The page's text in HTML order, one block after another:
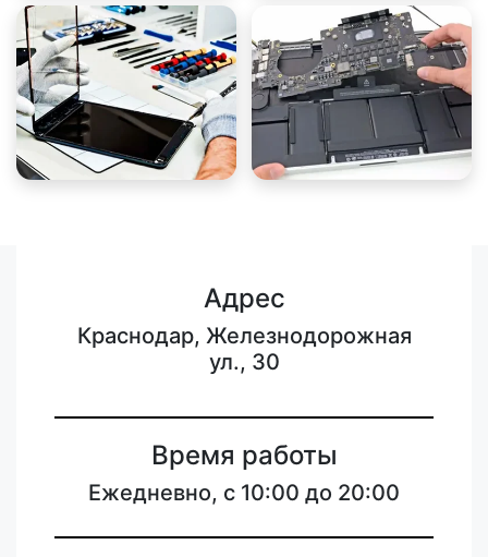
Адрес
Краснодар, Железнодорожная
ул., 30
Время работы
Ежедневно, с 10:00 до 20:00